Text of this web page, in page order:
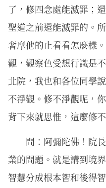
了，修四念處能滅罪；
聖道之前還能滅罪的。
奢摩他的止看看怎麼樣
觀，觀察色受想行識是
北院，我也和各位同學
不淨觀。修不淨觀呢，
背下來就思惟，這麼修
問：阿彌陀佛！院
業的問題。就是講到境
智慧分成根本智和後得